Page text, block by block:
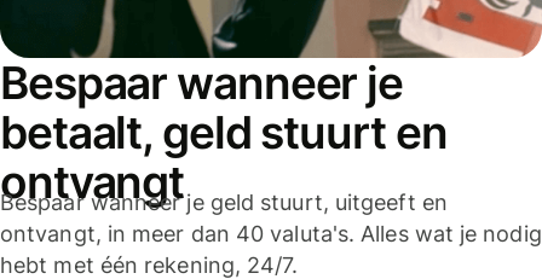
Bespaar wanneer je
betaalt, geld stuurt en
ontvangt
Bespaar wanneer je geld stuurt, uitgeeft en
ontvangt, in meer dan 40 valuta's. Alles wat je nodig
hebt met één rekening, 24/7.